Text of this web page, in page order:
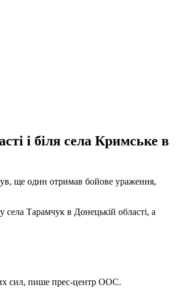
і біля села Кримське в
ще один отримав бойове ураження,
села Тарамчук в Донецькій області, а
сил, пише прес-центр ООС.